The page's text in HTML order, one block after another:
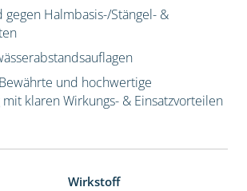
gegen Halmbasis-/Stängel- &
und hochwertige
klaren Wirkungs- & Einsatzvorteilen
Wirkstoff